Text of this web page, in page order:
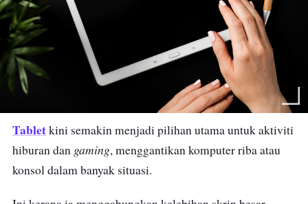
Tabletkini semakin menjadi pilihan utama untuk aktiviti
hiburan dan gaming, menggantikan komputer riba atau
konsol dalam banyak situasi.